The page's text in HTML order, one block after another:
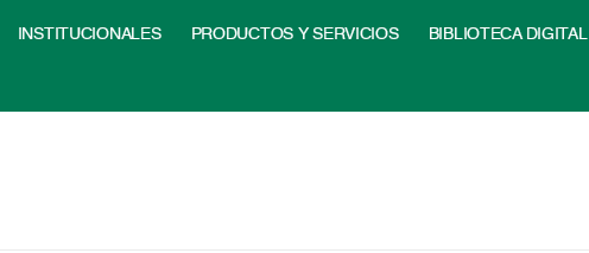
INSTITUCIONALES PRODUCTOS Y SERVICIOS BIBLIOTECA DIGITAL